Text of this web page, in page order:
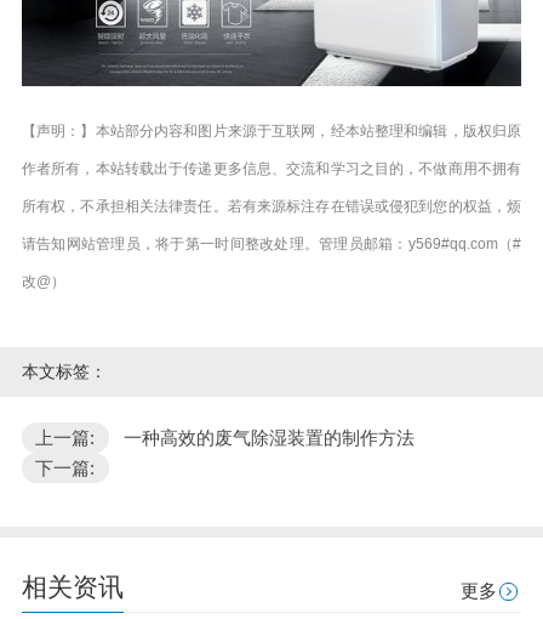
【声明：】本站部分内容和图片来源于互联网，经本站整理和编辑，版权归原
作者所有，本站转载出于传递更多信息、交流和学习之目的，不做商用不拥有
所有权，不承担相关法律责任。若有来源标注存在错误或侵犯到您的权益，烦
请告知网站管理员，将于第一时间整改处理。管理员邮箱：y569#qq.com（#
改@）
本文标签：
上一篇:
一种高效的废气除湿装置的制作方法
下一篇:
相关资讯 更多